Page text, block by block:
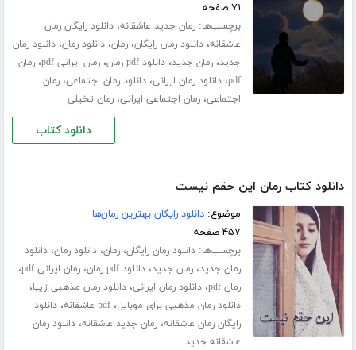
۷۱ صفحه
برچسب‌ها:رمان جدید عاشقانه،دانلود رایگان رمان
عاشقانه،دانلود رمان رایگان،رمان،دانلود رمان،دانلود رمان
جدید،رمان جدید،دانلود pdf رمان ،رمان ایرانی pdf ،رمان
pdf،دانلود رمان ایرانی،دانلود رمان اجتماعی،رمان
اجتماعی،رمان اجتماعی ایرانی،رمان تخیلی
دانلود کتاب
دانلود کتاب رمان این حقم نیست
موضوع:دانلود رایگان بهترین رمان‌ها
۴۵۷ صفحه
برچسب‌ها:دانلود رمان رایگان،رمان،دانلود رمان،دانلود
رمان جدید،رمان جدید،دانلود pdf رمان ،رمان ایرانی pdf ،
رمان pdf ،دانلود رمان ایرانی،دانلود رمان مذهبی زیبا،
دانلود رمان مذهبی برای موبایل،pdf عاشقانه ،دانلود
رایگان رمان عاشقانه،رمان جدید عاشقانه،دانلود رمان
عاشقانه جدید